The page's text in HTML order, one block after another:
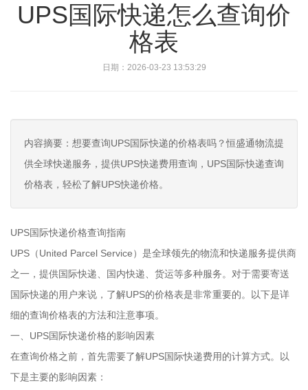
UPS国际快递怎么查询价
格表
日期：2026-03-23 13:53:29
内容摘要：想要查询UPS国际快递的价格表吗？恒盛通物流提
供全球快递服务，提供UPS快递费用查询，UPS国际快递查询
价格表，轻松了解UPS快递价格。
UPS国际快递价格查询指南
UPS（United Parcel Service）是全球领先的物流和快递服务提供商
之一，提供国际快递、国内快递、货运等多种服务。对于需要寄送
国际快递的用户来说，了解UPS的价格表是非常重要的。以下是详
细的查询价格表的方法和注意事项。
一、UPS国际快递价格的影响因素
在查询价格之前，首先需要了解UPS国际快递费用的计算方式。以
下是主要的影响因素：